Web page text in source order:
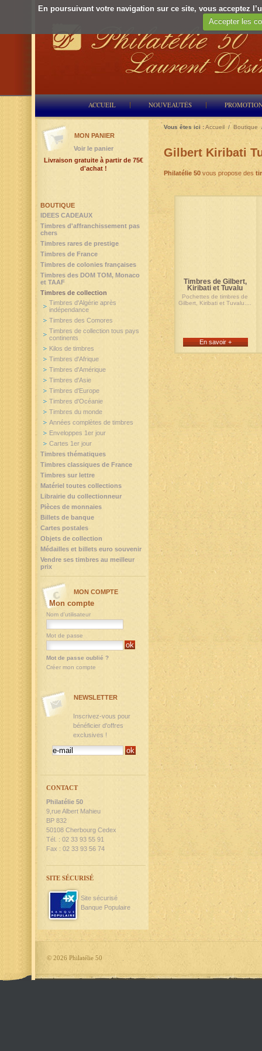
En poursuivant votre navigation sur ce site, vous acceptez
Accepter les
ACCUEIL NOUVEAUTÉS
Vous êtes ici :Accueil / Boutique
Gilbert Kiribati
Philatélie 50 vous propose des
Timbres de Gilbert,
Kiribati et Tuvalu
Pochettes de timbres de
Gilbert, Kiribati et Tuvalu....
En savoir +
BOUTIQUE
IDEES CADEAUX
Timbres d'affranchissement pas
chers
Timbres rares de prestige
Timbres de France
Timbres de colonies françaises
Timbres des DOM TOM, Monaco
et TAAF
Timbres de collection
Timbres d'Algérie après
indépendance
Timbres des Comores
Timbres de collection tous pays
continents
Kilos de timbres
Timbres d'Afrique
Timbres d'Amérique
Timbres d'Asie
Timbres d'Europe
Timbres d'Océanie
Timbres du monde
Années complètes de timbres
Enveloppes 1er jour
Cartes 1er jour
Timbres thématiques
Timbres classiques de France
Timbres sur lettre
Matériel toutes collections
Librairie du collectionneur
Pièces de monnaies
Billets de banque
Cartes postales
Objets de collection
Médailles et billets euro souvenir
Vendre ses timbres au meilleur
prix
MON PANIER
Voir le panier
Livraison gratuite à partir de 75€
d'achat !
MON COMPTE
Mon compte
Nom d'utilisateur
Mot de passe
Mot de passe oublié ?
Créer mon compte
NEWSLETTER
Inscrivez-vous pour
bénéficier d'offres
exclusives !
CONTACT
Philatélie 50
9,rue Albert Mahieu
BP 832
50108 Cherbourg Cedex
Tél. : 02 33 93 55 91
Fax : 02 33 93 56 74
SITE SÉCURISÉ
Site sécurisé
Banque Populaire
© 2026 Philatélie 50